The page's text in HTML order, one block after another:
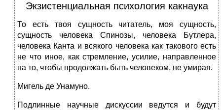
Экзистенциальная психология какнаука
То есть твоя сущность читатель, моя сущность,
сущность человека Спинозы, человека Бутлера,
человека Канта и всякого человека как такового есть
не что иное, как стремление, усилие, направленное
на то, чтобы продолжать быть человеком, не умирая.
Мигель де Унамуно.
Подлинные научные дискуссии ведутся и будут